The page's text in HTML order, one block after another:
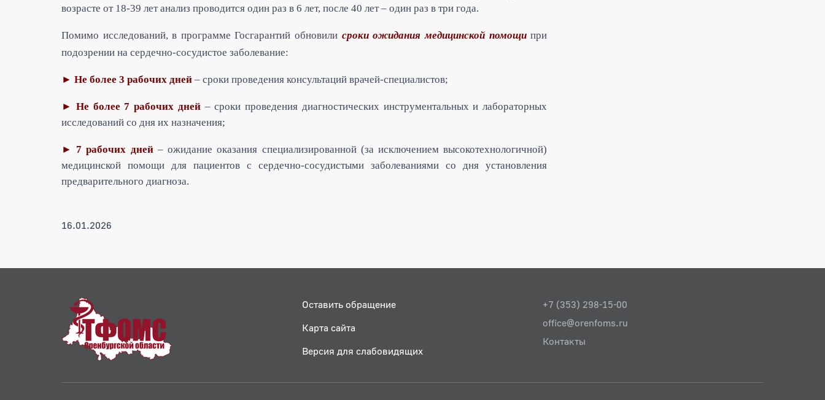
возрасте от 18-39 лет анализ проводится один раз в 6 лет, после 40 лет – один раз в три года.
Помимо исследований, в программе Госгарантий обновили сроки ожидания медицинской помощипри
подозрении на сердечно-сосудистое заболевание:
► Не более 3 рабочих дней – сроки проведения консультаций врачей-специалистов;
► Не более 7 рабочих дней– сроки проведения диагностических инструментальных и лабораторных
исследований со дня их назначения;
► 7 рабочих дней– ожидание оказания специализированной (за исключением высокотехнологичной)
медицинской помощи для пациентов с сердечно-сосудистыми заболеваниями со дня установления
предварительного диагноза.
16.01.2026
Оставить обращение
Карта сайта
Версия для слабовидящих
+7 (353) 298-15-00
office@orenfoms.ru
Контакты